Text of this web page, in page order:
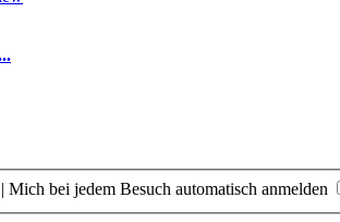
| Mich bei jedem Besuch automatisch anmelden